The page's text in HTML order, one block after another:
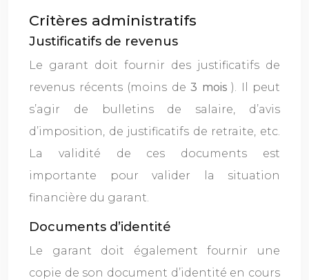
Critères administratifs
Justificatifs de revenus
Le garant doit fournir des justificatifs de
revenus récents (moins de 3 mois ). Il peut
s’agir de bulletins de salaire, d’avis
d’imposition, de justificatifs de retraite, etc.
La validité de ces documents est
importante pour valider la situation
financière du garant.
Documents d’identité
Le garant doit également fournir une
copie de son document d’identité en cours